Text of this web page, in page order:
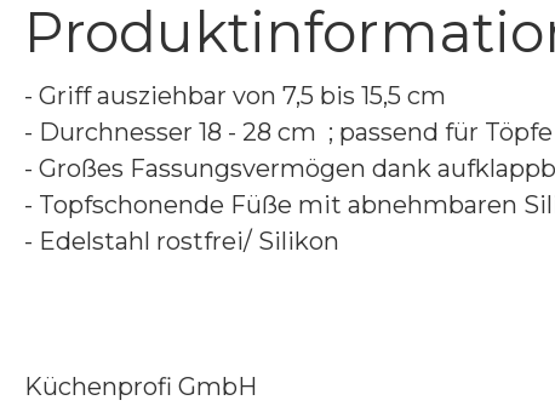
- Griff ausziehbar von 7,5 bis 15,5 cm
- Durchnesser 18 - 28 cm ; passend für Töpfe
- Großes Fassungsvermögen dank
- Topfschonende Füße mit abnehmbaren
- Edelstahl rostfrei/ Silikon
Küchenprofi GmbH